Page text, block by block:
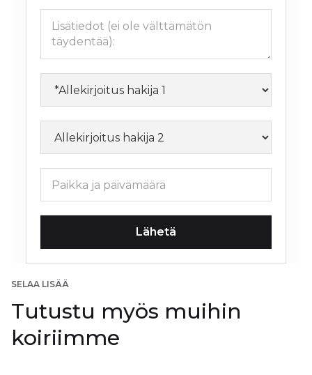
SELAA LISÄÄ
Tutustu myös muihin
koiriimme